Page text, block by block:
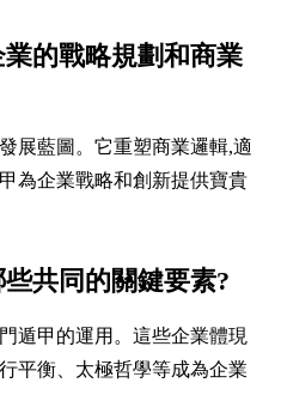
的戰略規劃和商業
展藍圖。它重塑商業邏輯,適
為企業戰略和創新提供寶貴
共同的關鍵要素?
遁甲的運用。這些企業體現
平衡、太極哲學等成為企業